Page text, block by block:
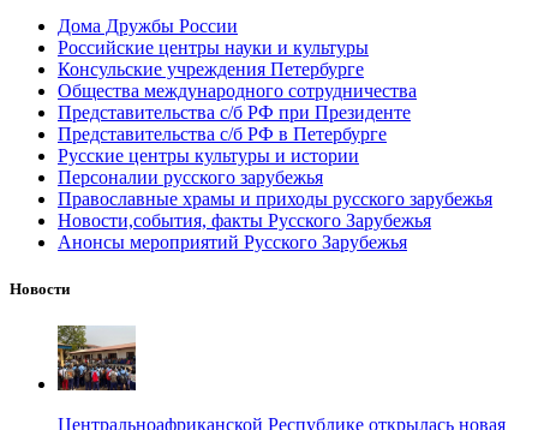
Дома Дружбы России
Российские центры науки и культуры
Консульские учреждения Петербурге
Общества международного сотрудничества
Представительства с/б РФ при Президенте
Представительства с/б РФ в Петербурге
Русские центры культуры и истории
Персоналии русского зарубежья
Православные храмы и приходы русского зарубежья
Новости,события, факты Русского Зарубежья
Анонсы мероприятий Русского Зарубежья
Новости
Центральноафриканской Республике открылась новая